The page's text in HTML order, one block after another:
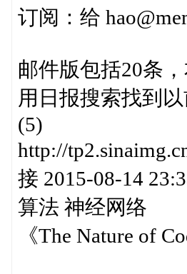
订阅：给
邮件版包括20条
用日报搜索找到
(5)
http://
接 2015-08-14
算法 神经网络
《The Nature of